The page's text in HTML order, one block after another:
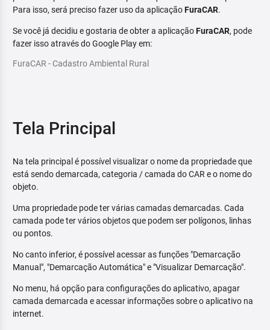
Para isso, será preciso fazer uso da aplicaçãoFuraCAR.
Se você já decidiu e gostaria de obter a aplicaçãoFuraCAR, pode
fazer isso através do Google Play em:
FuraCAR - Cadastro Ambiental Rural
Tela Principal
Na tela principal é possível visualizar o nome da propriedade que
está sendo demarcada, categoria / camada do CAR e o nome do
objeto.
Uma propriedade pode ter várias camadas demarcadas. Cada
camada pode ter vários objetos que podem ser polígonos, linhas
ou pontos.
No canto inferior, é possível acessar as funções "Demarcação
Manual", "Demarcação Automática" e "Visualizar Demarcação".
No menu, há opção para configurações do aplicativo, apagar
camada demarcada e acessar informações sobre o aplicativo na
internet.